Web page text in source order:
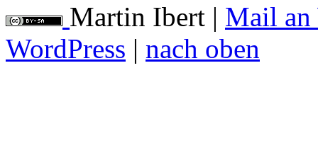
Martin Ibert | Mail an
WordPress | nach oben